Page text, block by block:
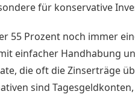
für konservative
55 Prozent noch immer
einfacher Handhabung
die oft die Zinserträge
sind